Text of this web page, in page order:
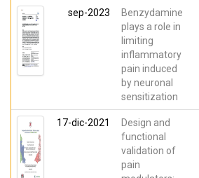
sep-2023
Benzydamine
plays a role in
limiting
inflammatory
pain induced
by neuronal
sensitization
17-dic-2021
Design and
functional
validation of
pain